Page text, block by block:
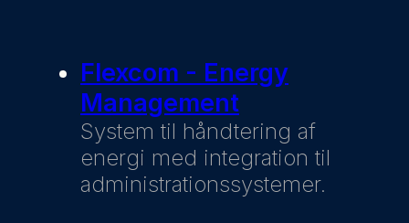
Flexcom - Energy
Management
System til håndtering af
energi med integration til
administrationssystemer.